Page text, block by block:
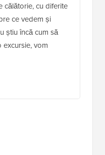
călătorie, cu diferite
ce vedem și
știu încă cum să
excursie, vom